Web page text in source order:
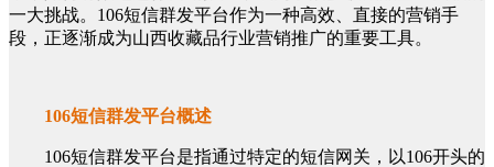
一大挑战。106短信群发平台作为一种高效、直接的营销手
段，正逐渐成为山西收藏品行业营销推广的重要工具。
106短信群发平台概述
106短信群发平台是指通过特定的短信网关，以106开头的